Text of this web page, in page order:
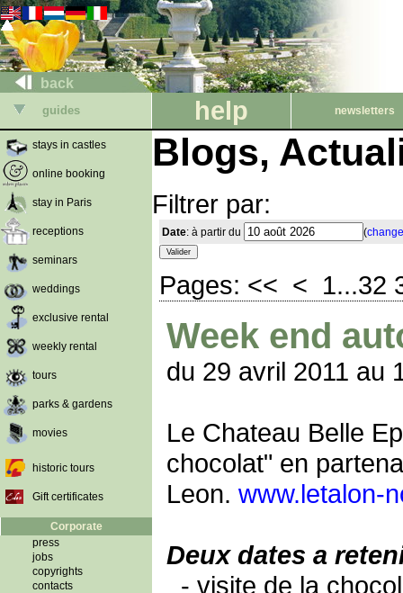
back
guides help newsletters
stays in castles
online booking
stay in Paris
receptions
seminars
weddings
exclusive rental
weekly rental
tours
parks & gardens
movies
historic tours
Gift certificates
Corporate
press
jobs
copyrights
contacts
Blogs,
Filtrer par:
Date: à partir du (
Pages: << < 1...32
Week end
du 29 avril 2011 au
Le Chateau Belle
chocolat" en
Leon. www.letalon-
Deux dates a
- visite de la